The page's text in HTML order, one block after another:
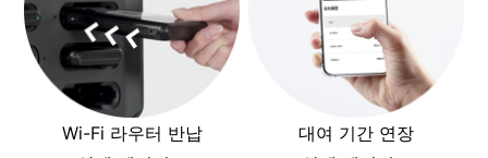
Wi-Fi 라우터 반납
대여 기간 연장